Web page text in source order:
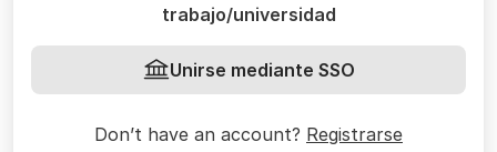
trabajo/universidad
Unirse mediante SSO
Don’t have an account? Registrarse